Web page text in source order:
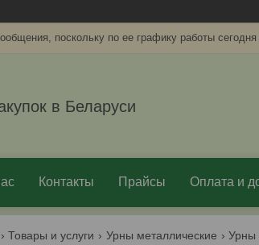
поскольку по ее графику работы
в Беларуси
Контакты Прайсы Оплата и
Товары и услуги Урны металлические Урны